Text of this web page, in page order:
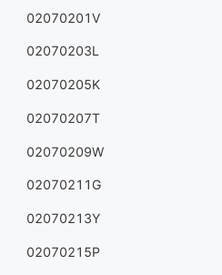
02070201V
02070203L
02070205K
02070207T
02070209W
02070211G
02070213Y
02070215P